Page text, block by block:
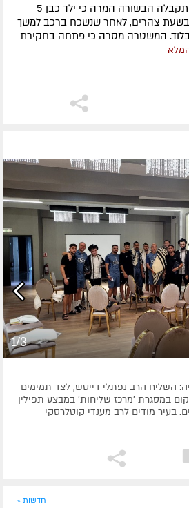
בצער רב ובזעזוע כבד התקבלה הבשורה המרה כי ילד כבן 5
צהרים, לאחר שנשכח ברכב למשך
בלוד. המשטרה מסרה כי פתחה בחקירת
1/3
השליח הרב נפתלי דייטש, לצד תמימים
שהגיעו למקום במסגרת 'מרכז שליחות' במבצע תפילין
בעיר מודים לרב מענדי קוטלרסקי
חדשות »